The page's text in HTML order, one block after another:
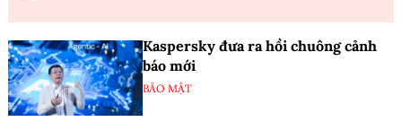
Kaspersky đưa ra hồi chuông cảnh
báo mới
BẢO MẬT